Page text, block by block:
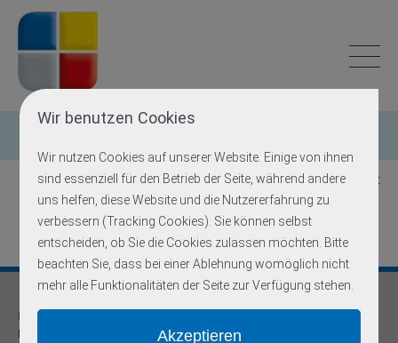
Wir benutzen Cookies
Wir nutzen Cookies auf unserer Website. Einige von ihnen
sind essenziell für den Betrieb der Seite, während andere
uns helfen, diese Website und die Nutzererfahrung zu
verbessern (Tracking Cookies). Sie können selbst
entscheiden, ob Sie die Cookies zulassen möchten. Bitte
beachten Sie, dass bei einer Ablehnung womöglich nicht
mehr alle Funktionalitäten der Seite zur Verfügung stehen.
Zurück zur Übersicht
Praxis für
Humangenetik und Prävention